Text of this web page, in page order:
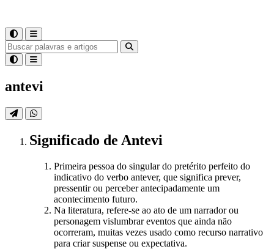
antevi
Significado de Antevi
Primeira pessoa do singular do pretérito perfeito do
indicativo do verbo antever, que significa prever,
pressentir ou perceber antecipadamente um
acontecimento futuro.
Na literatura, refere-se ao ato de um narrador ou
personagem vislumbrar eventos que ainda não
ocorreram, muitas vezes usado como recurso narrativo
para criar suspense ou expectativa.